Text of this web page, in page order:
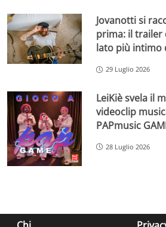
Jovanotti si
prima: il trailer
lato più intimo
29 Luglio 2026
LeiKiè svela il
videoclip
PAPmusic
28 Luglio 2026